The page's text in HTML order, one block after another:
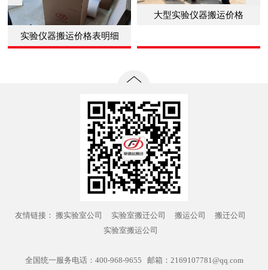
实验仪器搬运价格表明细
大型实验仪器搬运价格
友情链接： 搬实验室公司 实验室搬迁公司 搬运公司
搬迁公司
实验室搬运公司
全国统一服务电话：400-968-9655 邮箱：2169107781@qq.com